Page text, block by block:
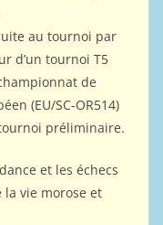
au tournoi par
d’un tournoi T5
de
(EU/SC-OR514)
préliminaire.
et les échecs
vie morose et